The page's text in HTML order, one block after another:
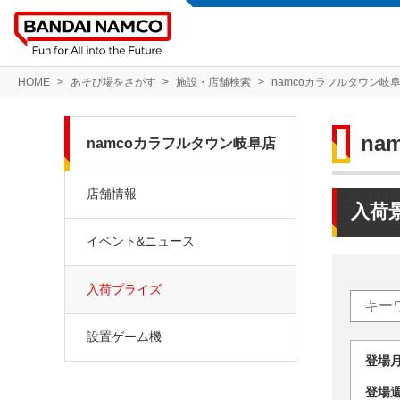
HOME あそび場をさがす 施設・店舗検索 namcoカラフルタウン岐
入荷
登
登
namcoカラフルタウン岐阜店
店舗情報
イベント&ニュース
入荷プライズ
設置ゲーム機